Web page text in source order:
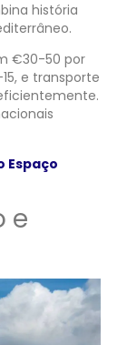
história
€30-50 por
e transporte
Espaço
e